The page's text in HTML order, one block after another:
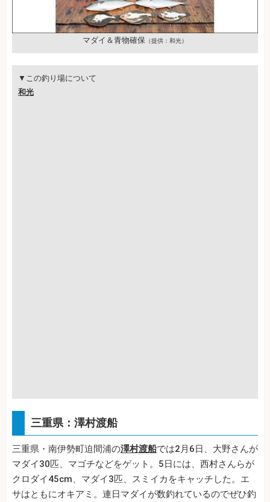
マダイ＆青物確保 （提供：和光）
▼この釣り場について
和光
三重県：澤村渡船
三重県・南伊勢町迫間浦の澤村渡船では2月6日、大野さんが
マダイ30匹、マゴチなどをゲット。5日には、西村さんらが
クロダイ45cm、マダイ3匹、スミイカをキャッチした。エ
サはともにオキアミ。連日マダイが数釣れているのでぜひ釣